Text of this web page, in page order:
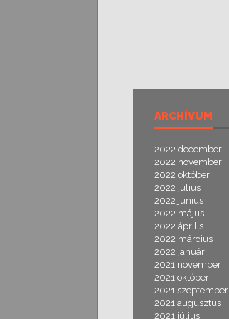
ARCHÍVUM
2022 december
2022 november
2022 október
2022 július
2022 június
2022 május
2022 április
2022 március
2022 január
2021 november
2021 október
2021 szeptember
2021 augusztus
2021 július